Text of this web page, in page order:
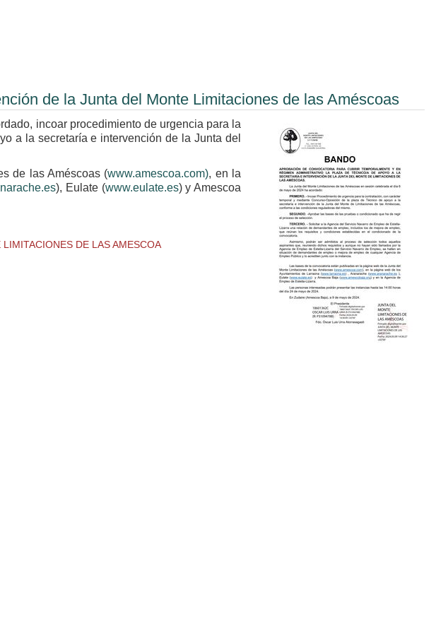
de la Junta del Monte Limitaciones de las Améscoas
incoar procedimiento de urgencia para la
a la secretaría e intervención de la Junta del
de las Améscoas (www.amescoa.com), en la
), Eulate (www.eulate.es) y Amescoa
DE LAS AMESCOA